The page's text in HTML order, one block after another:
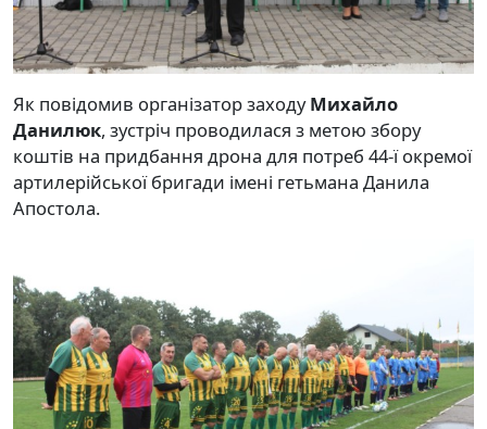
Як повідомив організатор заходуМихайло
Данилюк, зустріч проводилася з метою збору
коштів на придбання дрона для потреб 44-ї окремої
артилерійської бригади імені гетьмана Данила
Апостола.